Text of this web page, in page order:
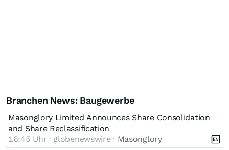
Branchen News: Baugewerbe
Masonglory Limited Announces Share Consolidation
and Share Reclassification
16:45 Uhr · globenewswire · Masonglory